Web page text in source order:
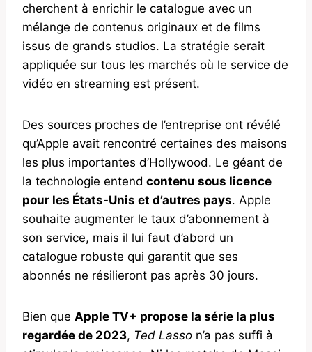
cherchent à enrichir le catalogue avec un
mélange de contenus originaux et de films
issus de grands studios. La stratégie serait
appliquée sur tous les marchés où le service de
vidéo en streaming est présent.
Des sources proches de l’entreprise ont révélé
qu’Apple avait rencontré certaines des maisons
les plus importantes d’Hollywood. Le géant de
la technologie entend contenu sous licence
pour les États-Unis et d’autres pays. Apple
souhaite augmenter le taux d’abonnement à
son service, mais il lui faut d’abord un
catalogue robuste qui garantit que ses
abonnés ne résilieront pas après 30 jours.
Bien que Apple TV+ propose la série la plus
regardée de 2023, Ted Lasso n’a pas suffi à